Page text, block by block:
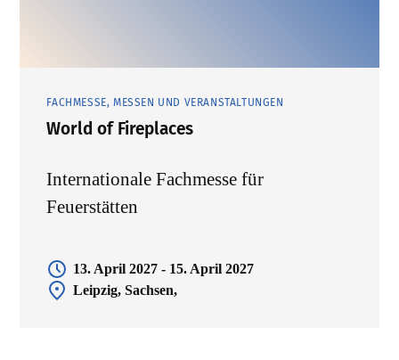
FACHMESSE, MESSEN UND VERANSTALTUNGEN
World of Fireplaces
Internationale Fachmesse für
Feuerstätten
13. April 2027 - 15. April 2027
Leipzig, Sachsen,